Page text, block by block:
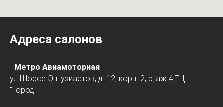
Адреса салонов
- Метро Авиамоторная
ул.Шоссе Энтузиастов, д. 12, корп. 2, этаж 4,ТЦ
"Город"